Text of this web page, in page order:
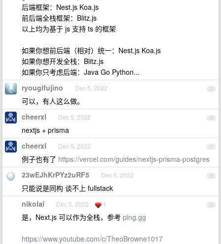
后端框架：Nest.js Koa.js
前后端全栈框架：Blitz.js
以上均为基于 js 支持 ts 的框架
如果你想前后端（相对）统一：Nest.js Koa.js
如果你想开发全栈：Blitz.js
如果你只考虑后端：Java Go Python...
25
ryougifujino Dec 5, 2022
可以，有人这么做。
26
cheerxl Dec 5, 2022
nextjs + prisma
27
cheerxl Dec 5, 2022
例子也有了 https://vercel.com/guides/nextjs-prisma-postgres
28
23wEJhKrPYz2uRF5 Dec 5, 2022
只能说是同构 谈不上 fullstack
29
nikolai Dec 5, 2022 1
是，Next.js 可以作为全栈，参考 ping.gg
https://www.youtube.com/c/TheoBrowne1017